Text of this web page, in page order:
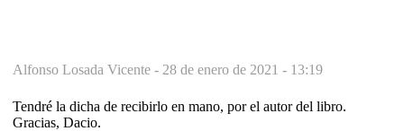
Alfonso Losada Vicente - 28 de enero de 2021 - 13:19
Tendré la dicha de recibirlo en mano, por el autor del libro.
Gracias, Dacio.